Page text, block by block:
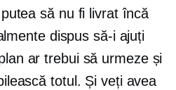
să nu fi livrat încă
dispus să-i ajuți
ar trebui să urmeze și
totul. Și veți avea